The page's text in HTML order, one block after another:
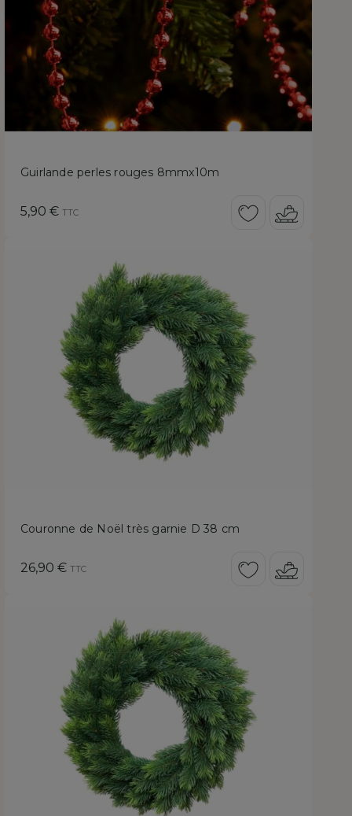
Guirlande perles rouges 8mmx10m
Prix
5,90 € TTC
Couronne de Noël très garnie D 38 cm
Prix
26,90 € TTC